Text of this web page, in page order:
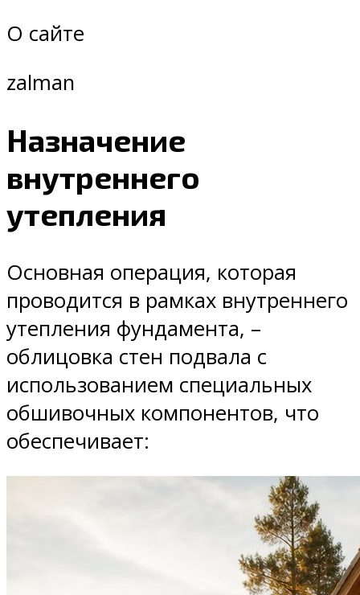
О сайте
zalman
Назначение
внутреннего
утепления
Основная операция, которая
проводится в рамках внутреннего
утепления фундамента, –
облицовка стен подвала с
использованием специальных
обшивочных компонентов, что
обеспечивает: